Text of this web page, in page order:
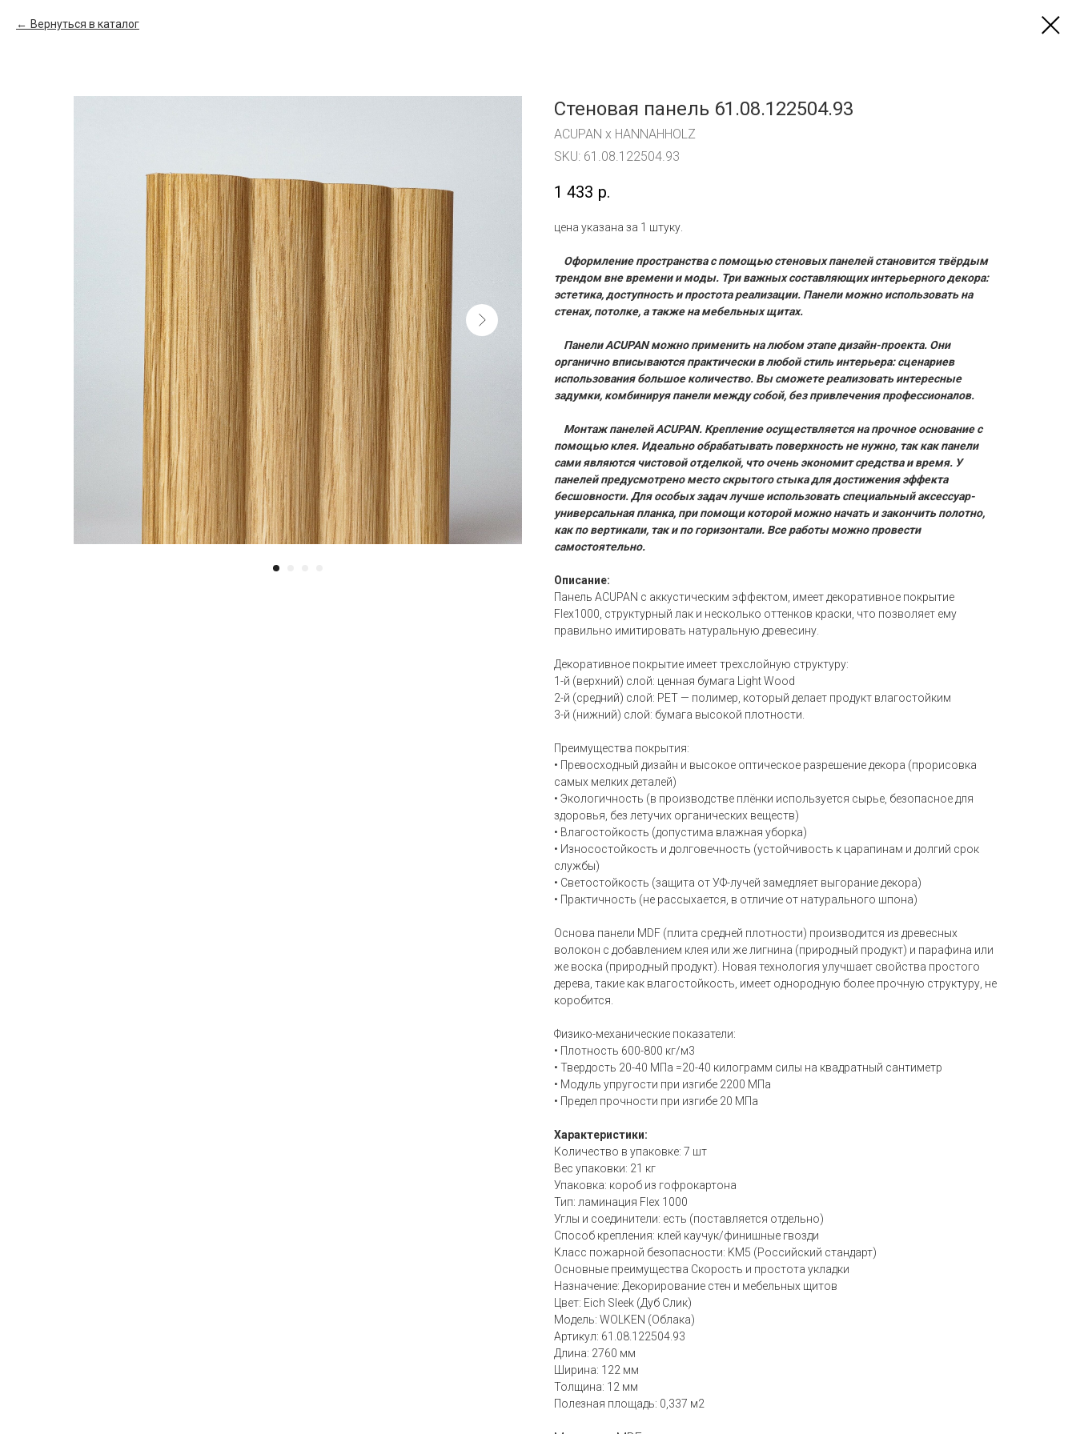
Вернуться в каталог
Стеновая панель 61.08.122504.93
ACUPAN x HANNAHHOLZ
SKU: 61.08.122504.93
1 433 р.
цена указана за 1 штуку.
Оформление пространства с помощью стеновых панелей становится твёрдым
трендом вне времени и моды. Три важных составляющих интерьерного декора:
эстетика, доступность и простота реализации. Панели можно использовать на
стенах, потолке, а также на мебельных щитах.
Панели ACUPAN можно применить на любом этапе дизайн-проекта. Они
органично вписываются практически в любой стиль интерьера: сценариев
использования большое количество. Вы сможете реализовать интересные
задумки, комбинируя панели между собой, без привлечения профессионалов.
Монтаж панелей ACUPAN. Крепление осуществляется на прочное основание с
помощью клея. Идеально обрабатывать поверхность не нужно, так как панели
сами являются чистовой отделкой, что очень экономит средства и время. У
панелей предусмотрено место скрытого стыка для достижения эффекта
бесшовности. Для особых задач лучше использовать специальный аксессуар-
универсальная планка, при помощи которой можно начать и закончить полотно,
как по вертикали, так и по горизонтали. Все работы можно провести
самостоятельно.
Описание:
Панель ACUPAN с аккустическим эффектом, имеет декоративное покрытие
Flex1000, структурный лак и несколько оттенков краски, что позволяет ему
правильно имитировать натуральную древесину.
Декоративное покрытие имеет трехслойную структуру:
1-й (верхний) слой: ценная бумага Light Wood
2-й (средний) слой: PET — полимер, который делает продукт влагостойким
3-й (нижний) слой: бумага высокой плотности.
Преимущества покрытия:
• Превосходный дизайн и высокое оптическое разрешение декора (прорисовка
самых мелких деталей)
• Экологичность (в производстве плёнки используется сырье, безопасное для
здоровья, без летучих органических веществ)
• Влагостойкость (допустима влажная уборка)
• Износостойкость и долговечность (устойчивость к царапинам и долгий срок
службы)
• Светостойкость (защита от УФ-лучей замедляет выгорание декора)
• Практичность (не рассыхается, в отличие от натурального шпона)
Основа панели MDF (плита средней плотности) производится из древесных
волокон с добавлением клея или же лигнина (природный продукт) и парафина или
же воска (природный продукт). Новая технология улучшает свойства простого
дерева, такие как влагостойкость, имеет однородную более прочную структуру, не
коробится.
Физико-механические показатели:
• Плотность 600-800 кг/м3
• Твердость 20-40 МПа =20-40 килограмм силы на квадратный сантиметр
• Модуль упругости при изгибе 2200 МПа
• Предел прочности при изгибе 20 МПа
Характеристики:
Количество в упаковке: 7 шт
Вес упаковки: 21 кг
Упаковка: короб из гофрокартона
Тип: ламинация Flex 1000
Углы и соединители: есть (поставляется отдельно)
Способ крепления: клей каучук/финишные гвозди
Класс пожарной безопасности: KM5 (Российский стандарт)
Основные преимущества Скорость и простота укладки
Назначение: Декорирование стен и мебельных щитов
Цвет: Eich Sleek (Дуб Слик)
Модель: WOLKEN (Облака)
Артикул: 61.08.122504.93
Длина: 2760 мм
Ширина: 122 мм
Толщина: 12 мм
Полезная площадь: 0,337 м2